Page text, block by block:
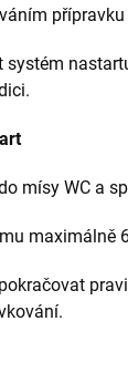
přípravku
systém
mísy WC a
maximálně